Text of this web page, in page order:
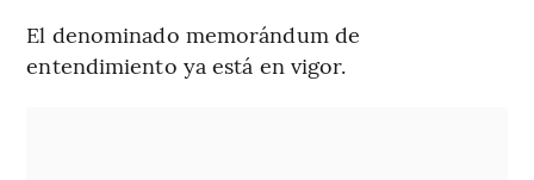
El denominado memorándum de
entendimiento ya está en vigor.